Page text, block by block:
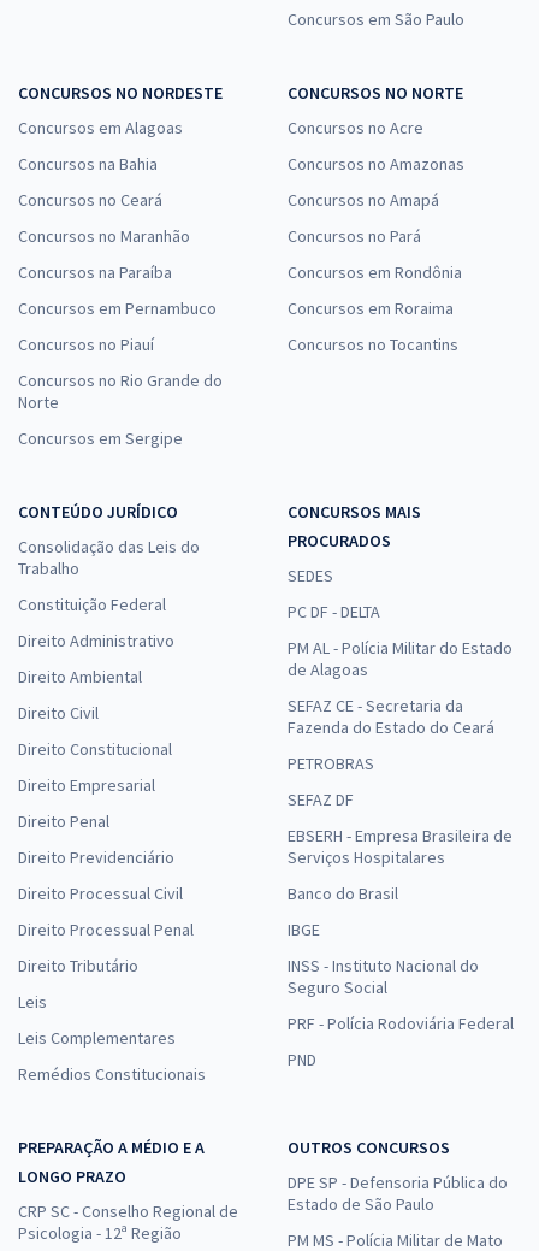
Concursos em São Paulo
CONCURSOS NO NORDESTE
Concursos em Alagoas
Concursos na Bahia
Concursos no Ceará
Concursos no Maranhão
Concursos na Paraíba
Concursos em Pernambuco
Concursos no Piauí
Concursos no Rio Grande do
Norte
Concursos em Sergipe
CONCURSOS NO NORTE
Concursos no Acre
Concursos no Amazonas
Concursos no Amapá
Concursos no Pará
Concursos em Rondônia
Concursos em Roraima
Concursos no Tocantins
CONTEÚDO JURÍDICO
Consolidação das Leis do
Trabalho
Constituição Federal
Direito Administrativo
Direito Ambiental
Direito Civil
Direito Constitucional
Direito Empresarial
Direito Penal
Direito Previdenciário
Direito Processual Civil
Direito Processual Penal
Direito Tributário
Leis
Leis Complementares
Remédios Constitucionais
CONCURSOS MAIS
PROCURADOS
SEDES
PC DF - DELTA
PM AL - Polícia Militar do Estado
de Alagoas
SEFAZ CE - Secretaria da
Fazenda do Estado do Ceará
PETROBRAS
SEFAZ DF
EBSERH - Empresa Brasileira de
Serviços Hospitalares
Banco do Brasil
IBGE
INSS - Instituto Nacional do
Seguro Social
PRF - Polícia Rodoviária Federal
PND
PREPARAÇÃO A MÉDIO E A
LONGO PRAZO
CRP SC - Conselho Regional de
Psicologia - 12ª Região
OUTROS CONCURSOS
DPE SP - Defensoria Pública do
Estado de São Paulo
PM MS - Polícia Militar de Mato